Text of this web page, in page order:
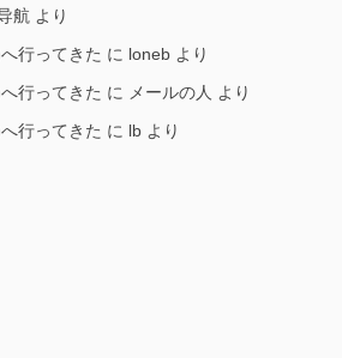
航 より
行ってきた に loneb より
行ってきた に メールの人 より
行ってきた に lb より